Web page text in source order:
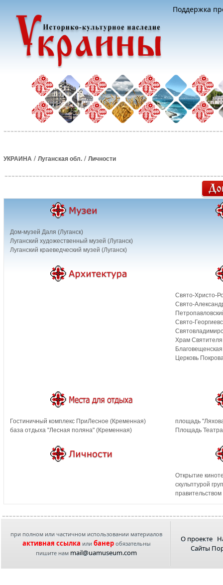
Поддержка
УКРАИНА / Луганская обл. / Личности
Дом-музей Даля (Луганск)
Луганский художественный музей (Луганск)
Луганский краеведческий музей (Луганск)
Свято-Христо-
Свято-
Свято-
Храм
Церковь
Гостиничный комплекс ПриЛесное (Кременная)
база отдыха "Лесная поляна" (Кременная)
площадь
Площадь
Открытие
скульптурой
при полном или частичном использовании материалов
активная ссылка или банеробязательны
пишите нам mail@uamuseum.com
О проекте
Сайты